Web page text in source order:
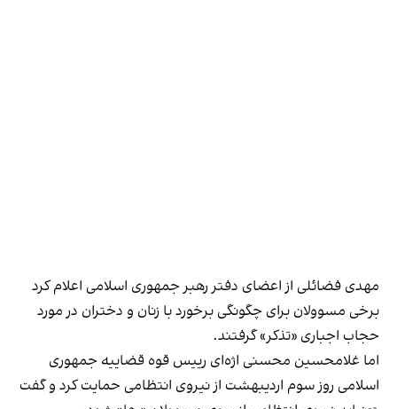
مهدی فضائلی از اعضای دفتر رهبر جمهوری اسلامی اعلام کرد
برخی مسوولان برای چگونگی برخورد با زنان و دختران در مورد
حجاب اجباری «تذکر» گرفتند.
اما غلامحسین محسنی اژه‌ای رییس قوه قضاییه جمهوری
اسلامی روز سوم اردیبهشت از نیروی انتظامی حمایت کرد و گفت